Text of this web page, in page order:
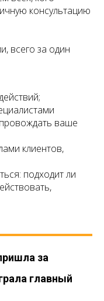
консультацию
всего за один
ваше
клиентов,
подходит ли
за
главный